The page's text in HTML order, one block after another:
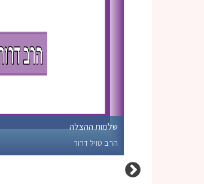
שלמות ההצלה
הרב טויל דרור